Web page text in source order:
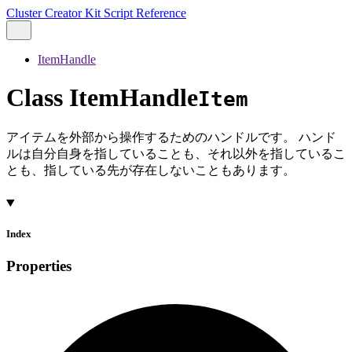
Cluster Creator Kit Script Reference
ItemHandle
Class ItemHandleItem
アイテムを外部から操作するためのハンドルです。 ハンド
ルは自分自身を指していることも、それ以外を指しているこ
とも、指している先が存在しないこともあります。
Index
Properties